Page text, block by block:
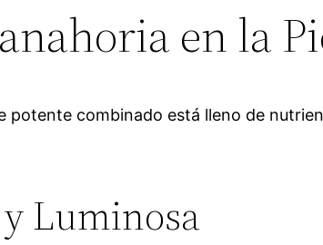
en la
potente combinado está lleno de
Luminosa